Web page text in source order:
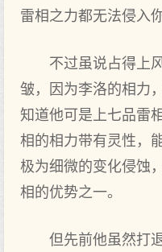
雷相之力都无法侵入
不过虽说占得上
皱，因为李洛的相力
知道他可是上七品雷
相的相力带有灵性，
极为细微的变化侵蚀
相的优势之一。
但先前他虽然打